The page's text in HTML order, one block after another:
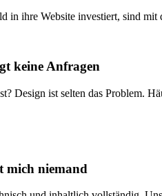
in ihre Website investiert, sind
keine Anfragen
Design ist selten das Problem.
mich niemand